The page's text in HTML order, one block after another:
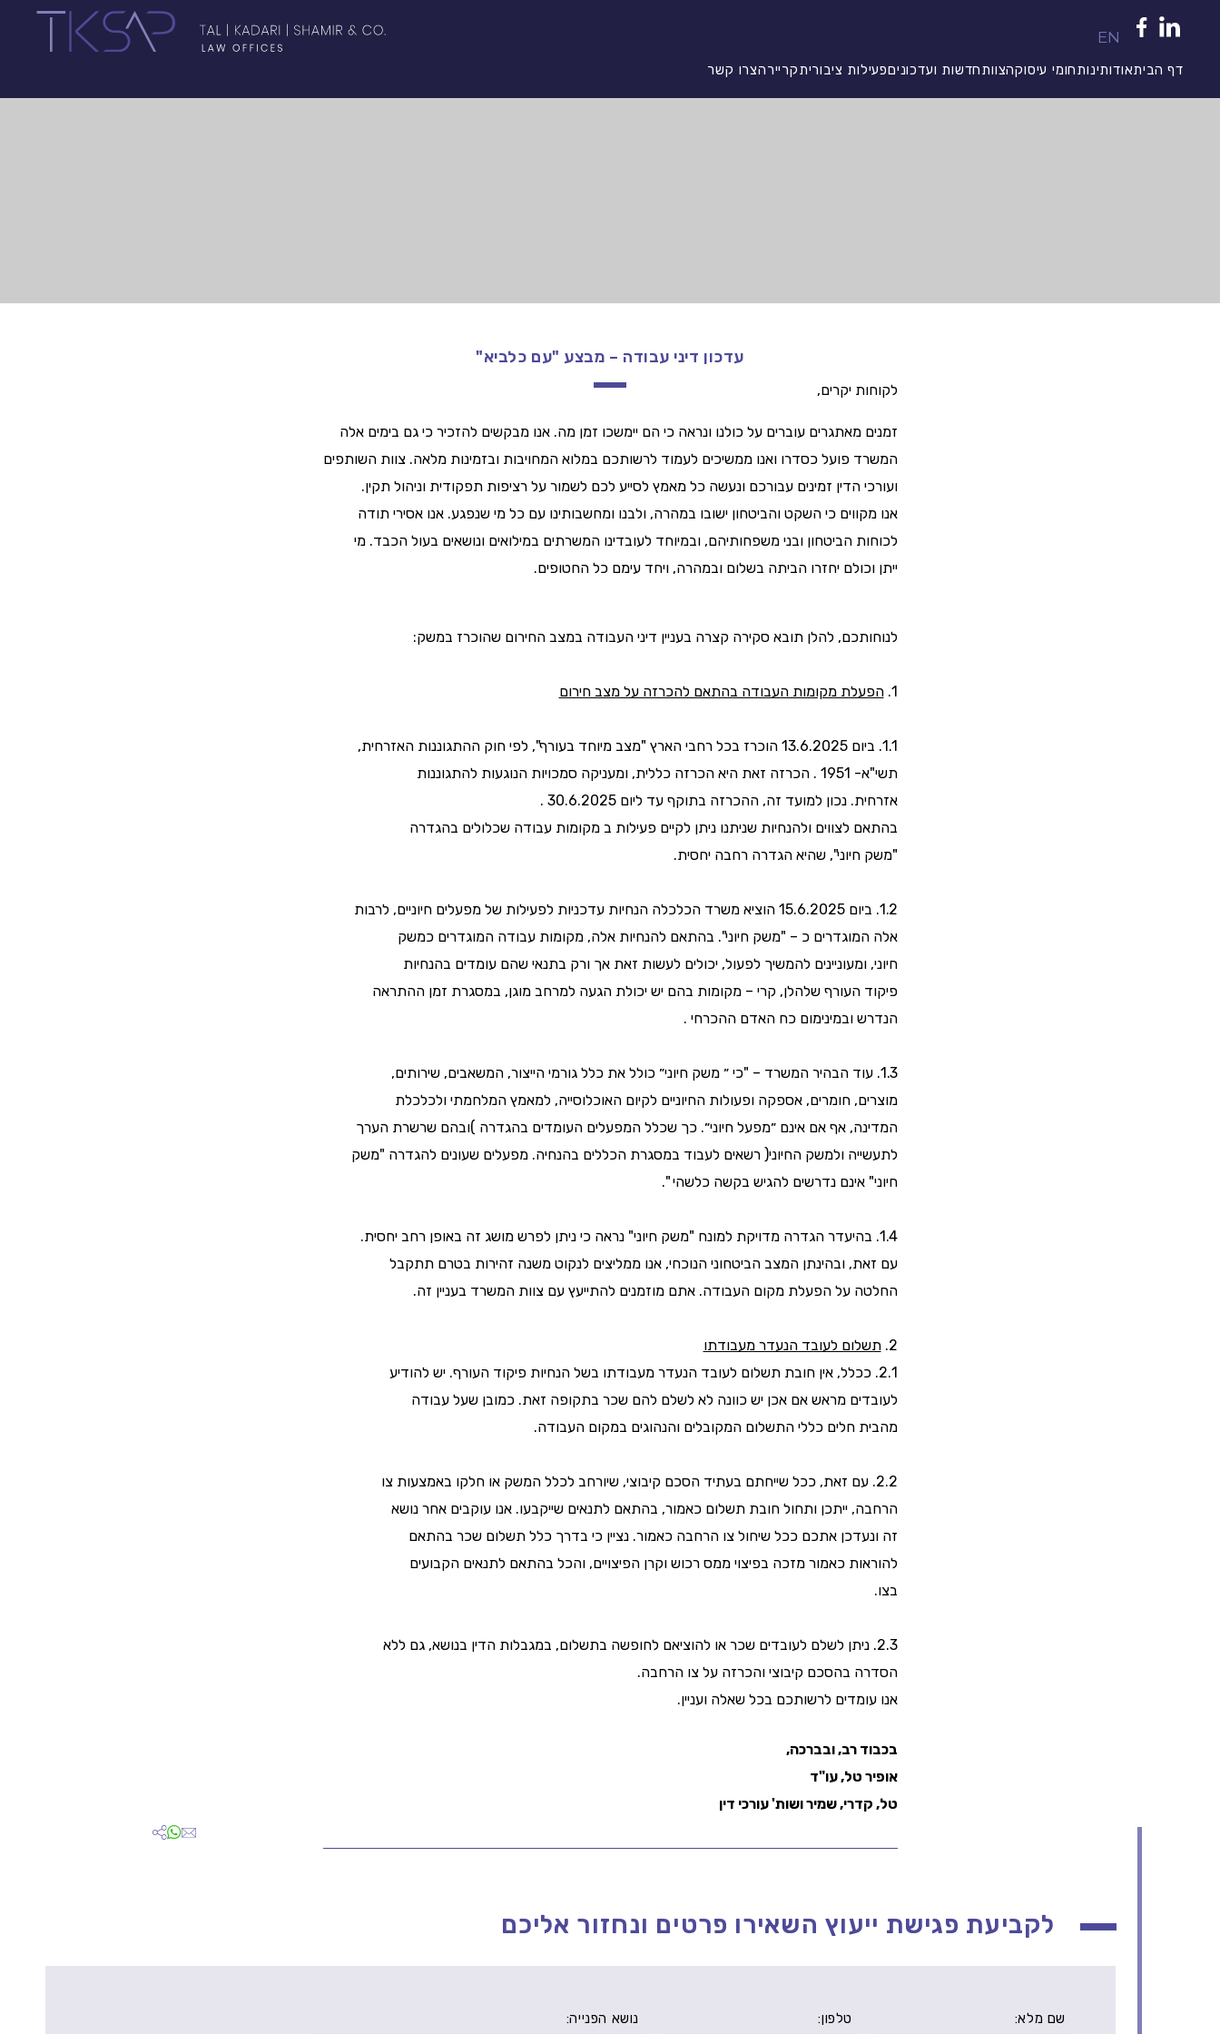
EN
דף הביתאודותינותחומי עיסוקהצוותחדשות ועדכוניםפעילות ציבוריתקריירהצרו קשר
עדכון דיני עבודה – מבצע "עם כלביא"
לקוחות יקרים,
זמנים מאתגרים עוברים על כולנו ונראה כי הם יימשכו זמן מה. אנו מבקשים להזכיר כי גם בימים אלה
המשרד פועל כסדרו ואנו ממשיכים לעמוד לרשותכם במלוא המחויבות ובזמינות מלאה. צוות השותפים
ועורכי הדין זמינים עבורכם ונעשה כל מאמץ לסייע לכם לשמור על רציפות תפקודית וניהול תקין.
אנו מקווים כי השקט והביטחון ישובו במהרה, ולבנו ומחשבותינו עם כל מי שנפגע. אנו אסירי תודה
לכוחות הביטחון ובני משפחותיהם, ובמיוחד לעובדינו המשרתים במילואים ונושאים בעול הכבד. מי
ייתן וכולם יחזרו הביתה בשלום ובמהרה, ויחד עימם כל החטופים.
לנוחותכם, להלן תובא סקירה קצרה בעניין דיני העבודה במצב החירום שהוכרז במשק:
1. הפעלת מקומות העבודה בהתאם להכרזה על מצב חירום
1.1. ביום 13.6.2025 הוכרז בכל רחבי הארץ "מצב מיוחד בעורף", לפי חוק ההתגוננות האזרחית,
תשי"א- 1951 . הכרזה זאת היא הכרזה כללית, ומעניקה סמכויות הנוגעות להתגוננות
אזרחית. נכון למועד זה, ההכרזה בתוקף עד ליום 30.6.2025 .
בהתאם לצווים ולהנחיות שניתנו ניתן לקיים פעילות ב מקומות עבודה שכלולים בהגדרה
"משק חיוני", שהיא הגדרה רחבה יחסית.
1.2. ביום 15.6.2025 הוציא משרד הכלכלה הנחיות עדכניות לפעילות של מפעלים חיוניים, לרבות
אלה המוגדרים כ – "משק חיוני". בהתאם להנחיות אלה, מקומות עבודה המוגדרים כמשק
חיוני, ומעוניינים להמשיך לפעול, יכולים לעשות זאת אך ורק בתנאי שהם עומדים בהנחיות
פיקוד העורף שלהלן, קרי – מקומות בהם יש יכולת הגעה למרחב מוגן, במסגרת זמן ההתראה
הנדרש ובמינימום כח האדם ההכרחי .
1.3. עוד הבהיר המשרד – "כי ״ משק חיוני״ כולל את כלל גורמי הייצור, המשאבים, שירותים,
מוצרים, חומרים, אספקה ופעולות החיוניים לקיום האוכלוסייה, למאמץ המלחמתי ולכלכלת
המדינה, אף אם אינם ״מפעל חיוני״. כך שכלל המפעלים העומדים בהגדרה )ובהם שרשרת הערך
לתעשייה ולמשק החיוני( רשאים לעבוד במסגרת הכללים בהנחיה. מפעלים שעונים להגדרה "משק
חיוני" אינם נדרשים להגיש בקשה כלשהי ".
1.4. בהיעדר הגדרה מדויקת למונח "משק חיוני" נראה כי ניתן לפרש מושג זה באופן רחב יחסית.
עם זאת, ובהינתן המצב הביטחוני הנוכחי, אנו ממליצים לנקוט משנה זהירות בטרם תתקבל
החלטה על הפעלת מקום העבודה. אתם מוזמנים להתייעץ עם צוות המשרד בעניין זה.
2. תשלום לעובד הנעדר מעבודתו
2.1. ככלל, אין חובת תשלום לעובד הנעדר מעבודתו בשל הנחיות פיקוד העורף. יש להודיע
לעובדים מראש אם אכן יש כוונה לא לשלם להם שכר בתקופה זאת. כמובן שעל עבודה
מהבית חלים כללי התשלום המקובלים והנהוגים במקום העבודה.
2.2. עם זאת, ככל שייחתם בעתיד הסכם קיבוצי, שיורחב לכלל המשק או חלקו באמצעות צו
הרחבה, ייתכן ותחול חובת תשלום כאמור, בהתאם לתנאים שייקבעו. אנו עוקבים אחר נושא
זה ונעדכן אתכם ככל שיחול צו הרחבה כאמור. נציין כי בדרך כלל תשלום שכר בהתאם
להוראות כאמור מזכה בפיצוי ממס רכוש וקרן הפיצויים, והכל בהתאם לתנאים הקבועים
בצו.
2.3. ניתן לשלם לעובדים שכר או להוציאם לחופשה בתשלום, במגבלות הדין בנושא, גם ללא
הסדרה בהסכם קיבוצי והכרזה על צו הרחבה.
אנו עומדים לרשותכם בכל שאלה ועניין.
בכבוד רב, ובברכה,
אופיר טל, עו"ד
טל, קדרי, שמיר ושות' עורכי דין
לקביעת פגישת ייעוץ השאירו פרטים ונחזור אליכם